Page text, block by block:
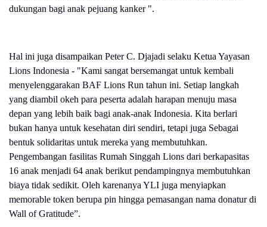
dukungan bagi anak pejuang kanker ".
Hal ini juga disampaikan Peter C. Djajadi selaku Ketua Yayasan
Lions Indonesia - "Kami sangat bersemangat untuk kembali
menyelenggarakan BAF Lions Run tahun ini. Setiap langkah
yang diambil okeh para peserta adalah harapan menuju masa
depan yang lebih baik bagi anak-anak Indonesia. Kita berlari
bukan hanya untuk kesehatan diri sendiri, tetapi juga Sebagai
bentuk solidaritas untuk mereka yang membutuhkan.
Pengembangan fasilitas Rumah Singgah Lions dari berkapasitas
16 anak menjadi 64 anak berikut pendampingnya membutuhkan
biaya tidak sedikit. Oleh karenanya YLI juga menyiapkan
memorable token berupa pin hingga pemasangan nama donatur di
Wall of Gratitude”.